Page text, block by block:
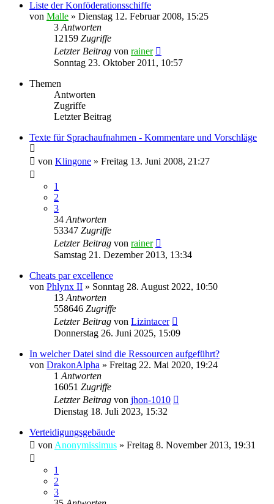
Liste der Konföderationsschiffe
von Malle » Dienstag 12. Februar 2008, 15:25
3 Antworten
12159 Zugriffe
Letzter Beitrag von rainer
Sonntag 23. Oktober 2011, 10:57
Themen
Antworten
Zugriffe
Letzter Beitrag
Texte für Sprachaufnahmen - Kommentare und Vorschläge
von Klingone » Freitag 13. Juni 2008, 21:27
1
2
3
34 Antworten
53347 Zugriffe
Letzter Beitrag von rainer
Samstag 21. Dezember 2013, 13:34
Cheats par excellence
von Phlynx II » Sonntag 28. August 2022, 10:50
13 Antworten
558646 Zugriffe
Letzter Beitrag von Lizintacer
Donnerstag 26. Juni 2025, 15:09
In welcher Datei sind die Ressourcen aufgeführt?
von DrakonAlpha » Freitag 22. Mai 2020, 19:24
1 Antworten
16051 Zugriffe
Letzter Beitrag von jhon-1010
Dienstag 18. Juli 2023, 15:32
Verteidigungsgebäude
von Anonymissimus » Freitag 8. November 2013, 19:31
1
2
3